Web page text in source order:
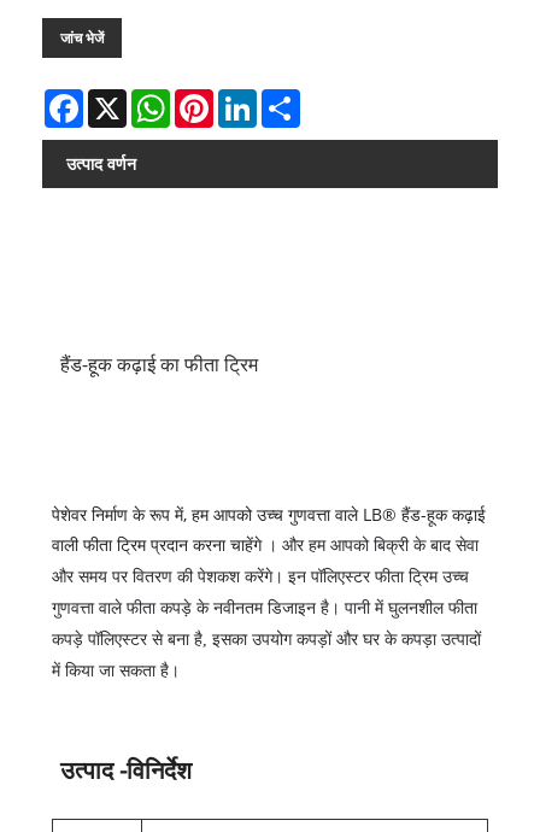
जांच भेजें
Facebook
X WhatsAppPinterestLinkedIn
उत्पाद वर्णन
हैंड-हूक कढ़ाई का फीता ट्रिम
पेशेवर निर्माण के रूप में, हम आपको उच्च गुणवत्ता वाले LB® हैंड-हूक कढ़ाई
वाली फीता ट्रिम प्रदान करना चाहेंगे
। और हम आपको बिक्री के बाद सेवा
और समय पर वितरण की पेशकश करेंगे। इन पॉलिएस्टर फीता ट्रिम उच्च
गुणवत्ता वाले फीता कपड़े के नवीनतम डिजाइन है। पानी में घुलनशील फीता
कपड़े पॉलिएस्टर से बना है, इसका उपयोग कपड़ों और घर के कपड़ा उत्पादों
में किया जा सकता है।
उत्पाद -विनिर्देश